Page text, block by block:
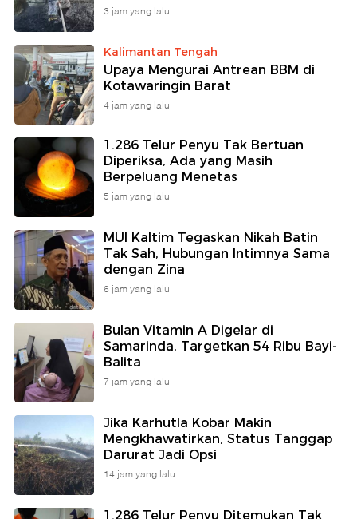
3 jam yang lalu
Kalimantan Tengah
Upaya Mengurai Antrean BBM di
Kotawaringin Barat
4 jam yang lalu
1.286 Telur Penyu Tak Bertuan
Diperiksa, Ada yang Masih
Berpeluang Menetas
5 jam yang lalu
MUI Kaltim Tegaskan Nikah Batin
Tak Sah, Hubungan Intimnya Sama
dengan Zina
6 jam yang lalu
Bulan Vitamin A Digelar di
Samarinda, Targetkan 54 Ribu Bayi-
Balita
7 jam yang lalu
Jika Karhutla Kobar Makin
Mengkhawatirkan, Status Tanggap
Darurat Jadi Opsi
14 jam yang lalu
1.286 Telur Penyu Ditemukan Tak